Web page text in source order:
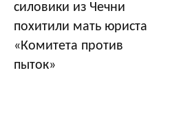
силовики из Чечни
похитили мать юриста
«Комитета против
пыток»